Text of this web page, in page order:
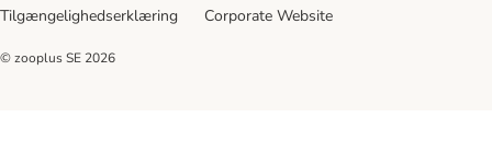
Tilgængelighedserklæring
Corporate Website
© zooplus SE 2026